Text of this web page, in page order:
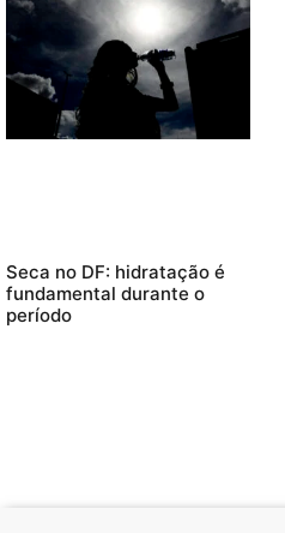
Seca no DF: hidratação é
fundamental durante o
período